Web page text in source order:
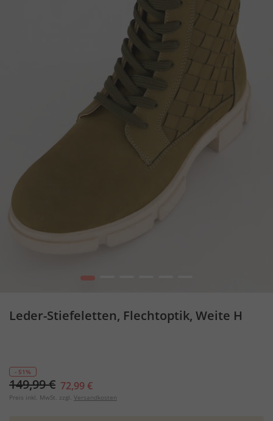
1
Leder-Stiefeletten, Flechtoptik, Weite H
- 51%
149,99 € 72,99 €
Preis inkl. MwSt. zzgl. Versandkosten